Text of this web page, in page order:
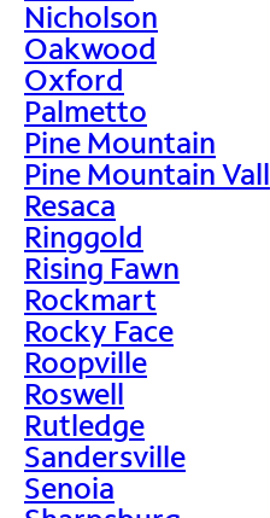
Nicholson
Oakwood
Oxford
Palmetto
Pine Mountain
Pine Mountain Vall
Resaca
Ringgold
Rising Fawn
Rockmart
Rocky Face
Roopville
Roswell
Rutledge
Sandersville
Senoia